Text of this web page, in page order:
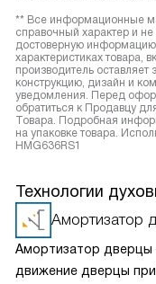
** Все информационные
справочный характер и
достоверную информацию
характеристиках
производитель
конструкцию, дизайн и
уведомления. Перед
обратиться к Продавцу
Товара. Подробная
на упаковке товара.
HMG636RS1
Технологии
Амортизатор
Амортизатор
движение дверцы